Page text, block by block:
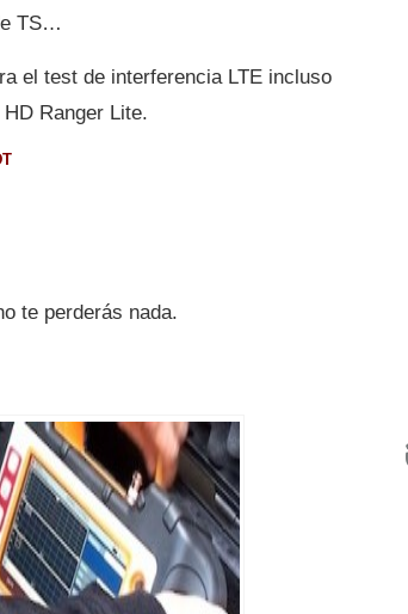
TS…
el test de interferencia LTE incluso
Ranger Lite.
te perderás nada.